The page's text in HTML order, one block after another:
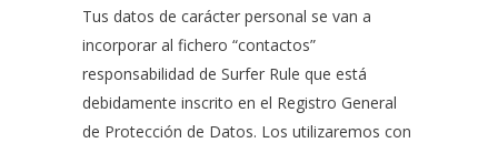
Tus datos de carácter personal se van a
incorporar al fichero “contactos”
responsabilidad de Surfer Rule que está
debidamente inscrito en el Registro General
de Protección de Datos. Los utilizaremos con